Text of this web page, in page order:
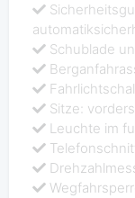
Schublade
Sitze:
Leuchte im